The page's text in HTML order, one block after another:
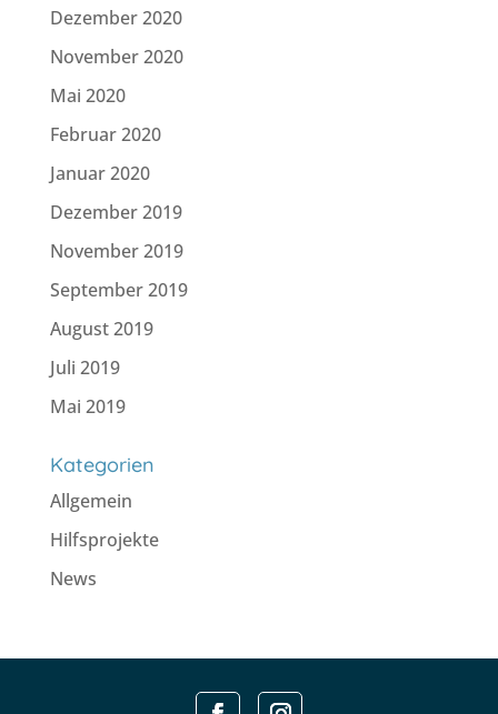
Dezember 2020
November 2020
Mai 2020
Februar 2020
Januar 2020
Dezember 2019
November 2019
September 2019
August 2019
Juli 2019
Mai 2019
Kategorien
Allgemein
Hilfsprojekte
News